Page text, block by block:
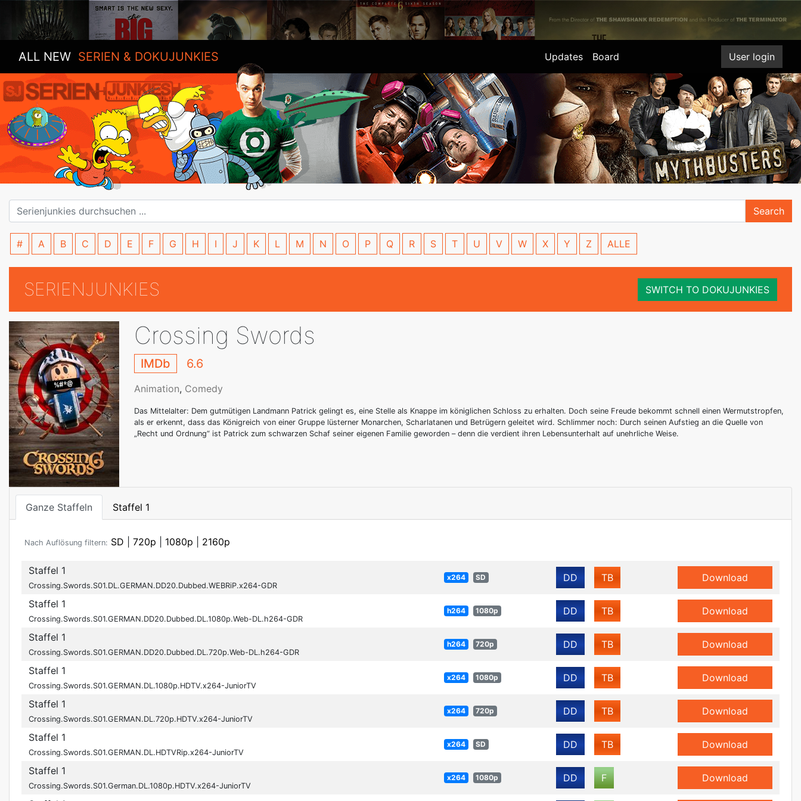
ALL NEW SERIEN & DOKUJUNKIES Updates Board User login
Search
# A B C D E F G H I J K L M N O P Q R S T U V W X Y Z ALLE
SERIENJUNKIES SWITCH TO DOKUJUNKIES
Crossing Swords
IMDb 6.6
Animation, Comedy
Das Mittelalter: Dem gutmütigen Landmann Patrick gelingt es, eine Stelle als Knappe im königlichen Schloss zu erhalten. Doch seine Freude bekommt schnell einen Wermutstropfen,
als er erkennt, dass das Königreich von einer Gruppe lüsterner Monarchen, Scharlatanen und Betrügern geleitet wird. Schlimmer noch: Durch seinen Aufstieg an die Quelle von
„Recht und Ordnung“ ist Patrick zum schwarzen Schaf seiner eigenen Familie geworden – denn die verdient ihren Lebensunterhalt auf unehrliche Weise.
Ganze Staffeln Staffel 1
Nach Auflösung filtern: SD 720p 1080p 2160p
Staffel 1
Crossing.Swords.S01.DL.GERMAN.DD20.Dubbed.WEBRiP.x264-GDR
x264 SD DD TB Download
Staffel 1
Crossing.Swords.S01.GERMAN.DD20.Dubbed.DL.1080p.Web-DL.h264-GDR
h264 1080p DD TB Download
Staffel 1
Crossing.Swords.S01.GERMAN.DD20.Dubbed.DL.720p.Web-DL.h264-GDR
h264 720p DD TB Download
Staffel 1
Crossing.Swords.S01.GERMAN.DL.1080p.HDTV.x264-JuniorTV
x264 1080p DD TB Download
Staffel 1
Crossing.Swords.S01.GERMAN.DL.720p.HDTV.x264-JuniorTV
x264 720p DD TB Download
Staffel 1
Crossing.Swords.S01.GERMAN.DL.HDTVRip.x264-JuniorTV
x264 SD DD TB Download
Staffel 1
Crossing.Swords.S01.German.DL.1080p.HDTV.x264-JuniorTV
x264 1080p DD F Download